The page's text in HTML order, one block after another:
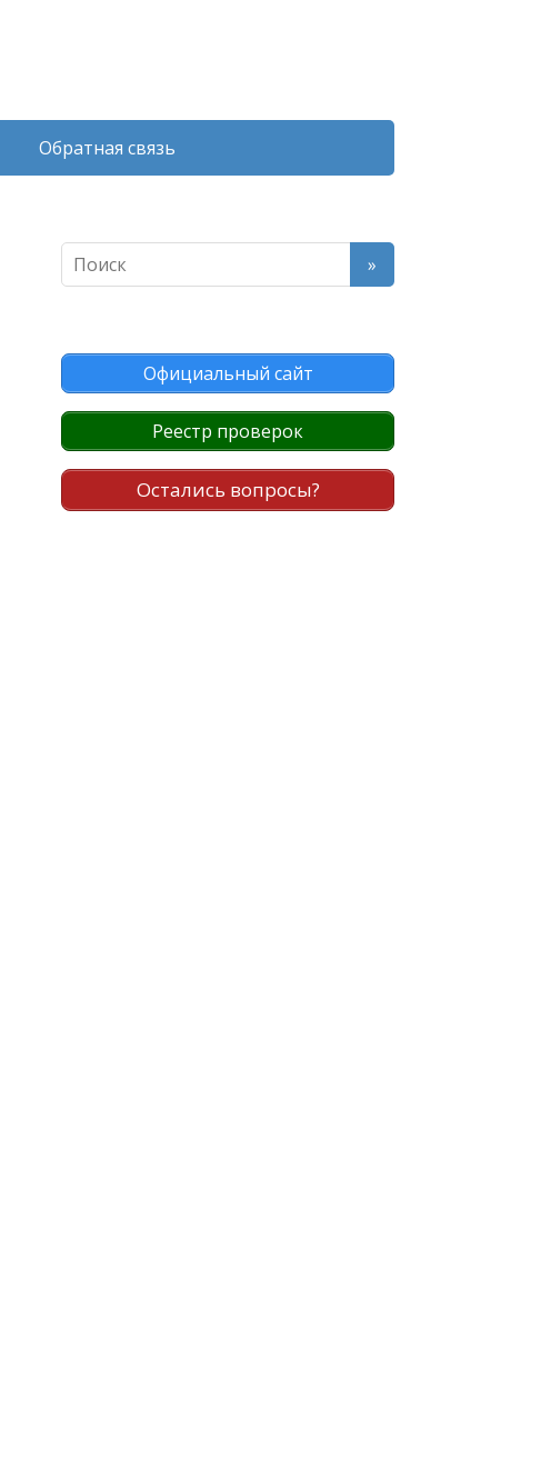
Обратная связь
Официальный сайт
Реестр проверок
Остались вопросы?